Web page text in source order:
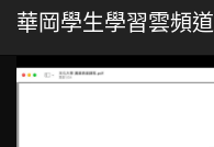
華岡學生學習雲頻道